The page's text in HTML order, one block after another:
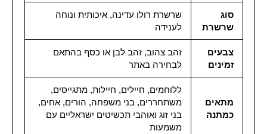
סוג
שרשרת
שרשרת רולו עדינה, איכותית ונוחה
לענידה
צבעים
זמינים
זהב צהוב, זהב לבן או כסף בהתאם
לבחירה באתר
מתאים
כמתנה
ללוחמים, חיילים, חיילות, מתגייסים,
משתחררים, בני משפחה, הורים, אחים,
בני זוג ואוהבי תכשיטים ישראליים עם
משמעות